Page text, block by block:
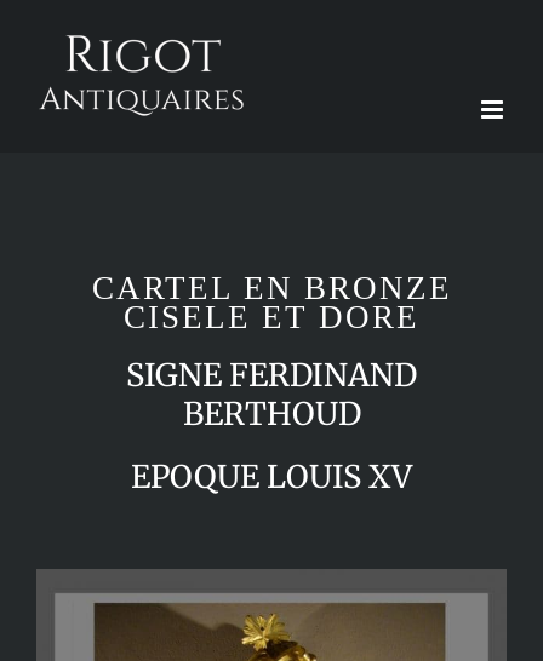
contenu
CARTEL EN BRONZE
CISELE ET DORE
SIGNE FERDINAND
BERTHOUD
EPOQUE LOUIS XV